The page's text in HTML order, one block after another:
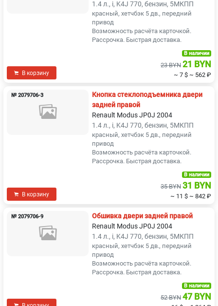
1.4 л., i, K4J 770, бензин, 5МКПП
красный, хетчбэк 5 дв., передний
привод
Возможность расчёта карточкой.
Рассрочка. Быстрая доставка.
В корзину
В наличии
23 BYN 21 BYN
~ 7 $ ~ 562 ₽
№ 2079706-3
Кнопка стеклоподъемника двери
задней правой
Renault Modus JP0J 2004
1.4 л., i, K4J 770, бензин, 5МКПП
красный, хетчбэк 5 дв., передний
привод
Возможность расчёта карточкой.
Рассрочка. Быстрая доставка.
В корзину
В наличии
35 BYN 31 BYN
~ 11 $ ~ 842 ₽
№ 2079706-9
Обшивка двери задней правой
Renault Modus JP0J 2004
1.4 л., i, K4J 770, бензин, 5МКПП
красный, хетчбэк 5 дв., передний
привод
Возможность расчёта карточкой.
Рассрочка. Быстрая доставка.
В наличии
52 BYN 47 BYN